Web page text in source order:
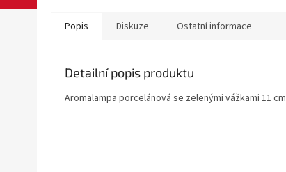
Popis Diskuze Ostatní informace
Detailní popis produktu
Aromalampa porcelánová se zelenými vážkami 11 cm